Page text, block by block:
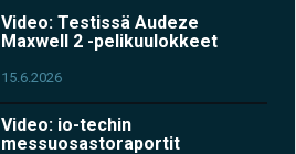
Video: Testissä Audeze
Maxwell 2 -pelikuulokkeet
15.6.2026
Video: io-techin
messuosastoraportit